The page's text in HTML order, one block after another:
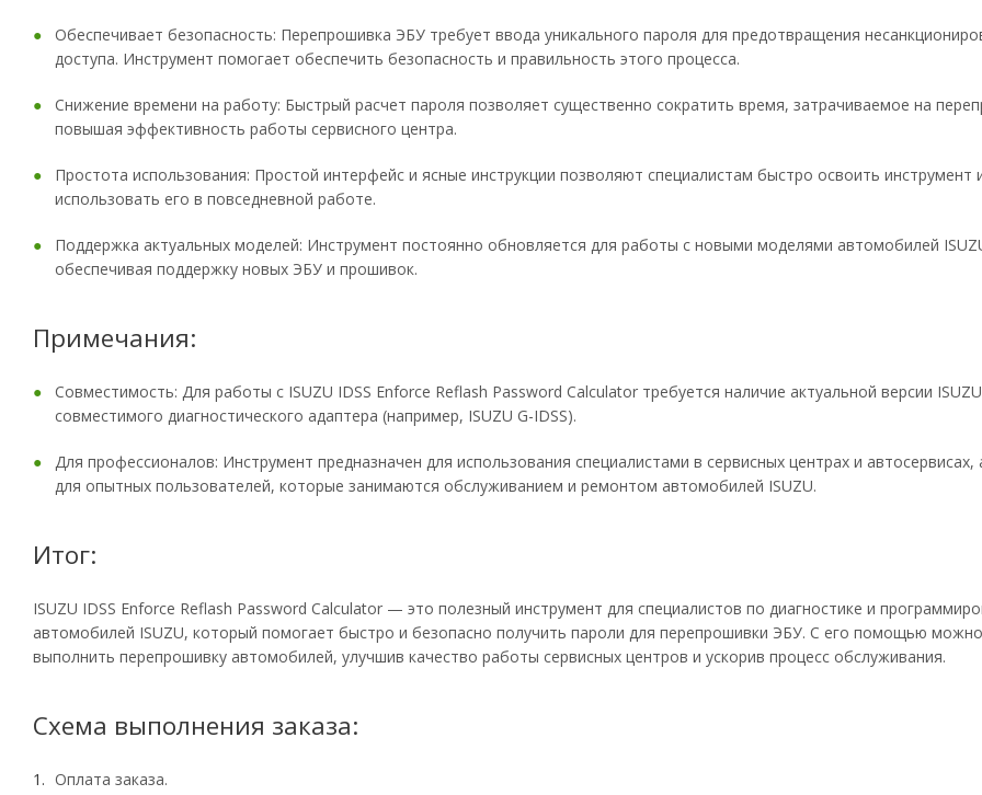
Обеспечивает безопасность: Перепрошивка ЭБУ требует ввода уникального пароля для предотвращения
доступа. Инструмент помогает обеспечить безопасность и правильность этого процесса.
Снижение времени на работу: Быстрый расчет пароля позволяет существенно сократить время, затрачиваемое на
повышая эффективность работы сервисного центра.
Простота использования: Простой интерфейс и ясные инструкции позволяют специалистам быстро освоить инструмент
использовать его в повседневной работе.
Поддержка актуальных моделей: Инструмент постоянно обновляется для работы с новыми моделями автомобилей
обеспечивая поддержку новых ЭБУ и прошивок.
Примечания:
Совместимость: Для работы с ISUZU IDSS Enforce Reflash Password Calculator требуется наличие актуальной версии
совместимого диагностического адаптера (например, ISUZU G-IDSS).
Для профессионалов: Инструмент предназначен для использования специалистами в сервисных центрах и автосервисах,
для опытных пользователей, которые занимаются обслуживанием и ремонтом автомобилей ISUZU.
Итог:
ISUZU IDSS Enforce Reflash Password Calculator — это полезный инструмент для специалистов по диагностике и
автомобилей ISUZU, который помогает быстро и безопасно получить пароли для перепрошивки ЭБУ. С его помощью
выполнить перепрошивку автомобилей, улучшив качество работы сервисных центров и ускорив процесс обслуживания.
Схема выполнения заказа:
Оплата заказа.